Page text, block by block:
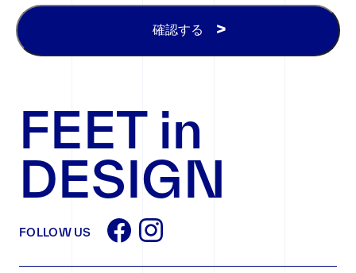
た場合を除き第三者に対しデータを開示・提供することは原則い
また個人情報の漏えい、滅失又はき損を防ぐため、安全管理措置
を規定し実施し問題発生の予防のための手順を設け実施するとと
当社は、当社が保有する個人情報の取扱いに関して適用される法
令、国が定める指針及びその他の規範を遵守いたします。
第4条 お問い合わせ・苦情への対応
当社は、当社が保有する個人情報に対するお問い合わせや苦情に
対して、受付、対応の体制と手順を整備し、迅速に対応いたします。
第5条 個人情報保護管理体制および仕組みの継続的改善
的改善を実施いたします。
FEET in
DESIGN
FOLLOW US